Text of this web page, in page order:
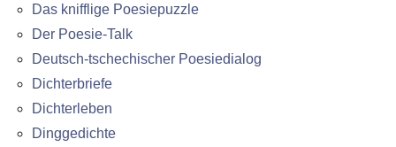
Das knifflige Poesiepuzzle
Der Poesie-Talk
Deutsch-tschechischer Poesiedialog
Dichterbriefe
Dichterleben
Dinggedichte